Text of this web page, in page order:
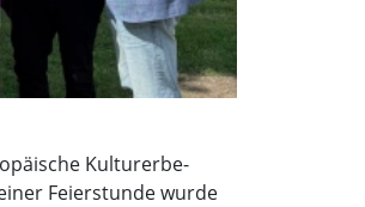
Kulturerbe-
Feierstunde wurde